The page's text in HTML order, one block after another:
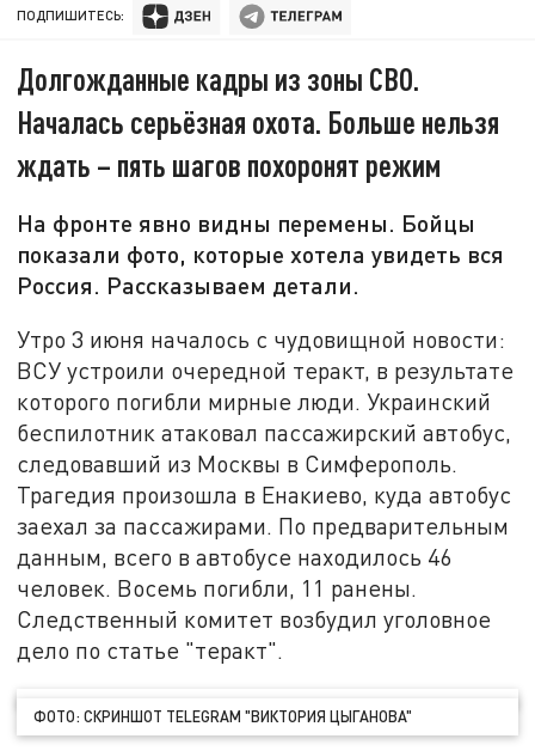
ПОДПИШИТЕСЬ:
Долгожданные кадры из зоны СВО.
Началась серьёзная охота. Больше нельзя
ждать – пять шагов похоронят режим
На фронте явно видны перемены. Бойцы
показали фото, которые хотела увидеть вся
Россия. Рассказываем детали.
Утро 3 июня началось с чудовищной новости:
ВСУ устроили очередной теракт, в результате
которого погибли мирные люди. Украинский
беспилотник атаковал пассажирский автобус,
следовавший из Москвы в Симферополь.
Трагедия произошла в Енакиево, куда автобус
заехал за пассажирами. По предварительным
данным, всего в автобусе находилось 46
человек. Восемь погибли, 11 ранены.
Следственный комитет возбудил уголовное
дело по статье "теракт".
ФОТО: СКРИНШОТ TELEGRAM "ВИКТОРИЯ ЦЫГАНОВА"